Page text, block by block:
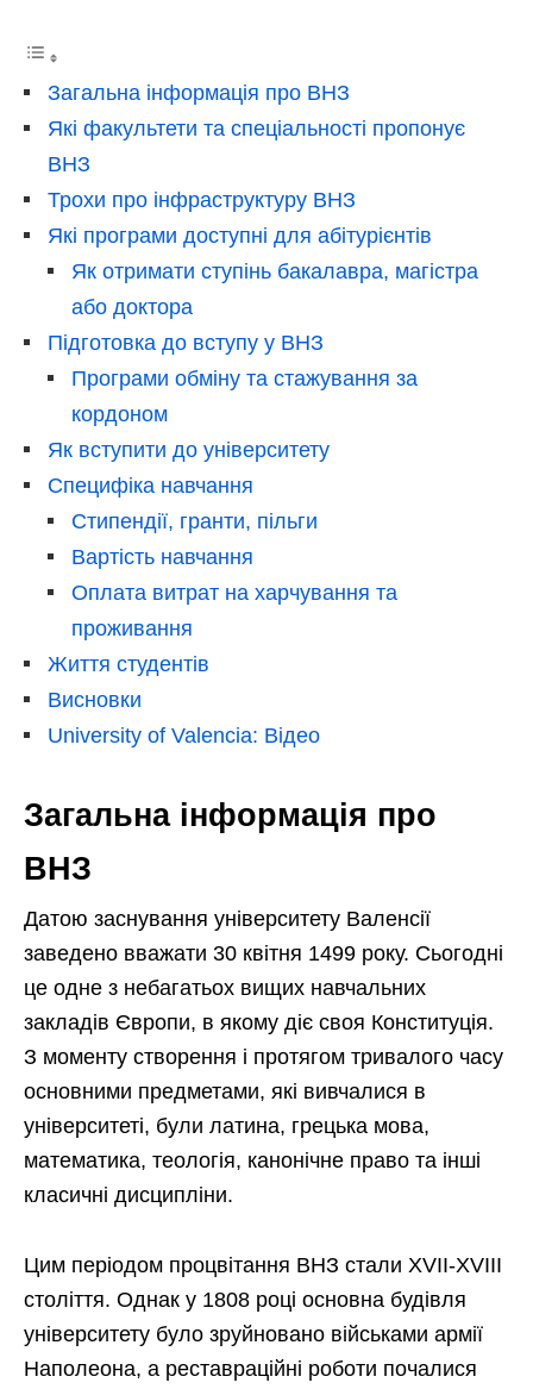
Загальна інформація про ВНЗ
Які факультети та спеціальності пропонує
ВНЗ
Трохи про інфраструктуру ВНЗ
Які програми доступні для абітурієнтів
Як отримати ступінь бакалавра, магістра
або доктора
Підготовка до вступу у ВНЗ
Програми обміну та стажування за
кордоном
Як вступити до університету
Специфіка навчання
Стипендії, гранти, пільги
Вартість навчання
Оплата витрат на харчування та
проживання
Життя студентів
Висновки
University of Valencia: Відео
Загальна інформація про
ВНЗ
Датою заснування університету Валенсії
заведено вважати 30 квітня 1499 року. Сьогодні
це одне з небагатьох вищих навчальних
закладів Європи, в якому діє своя Конституція.
З моменту створення і протягом тривалого часу
основними предметами, які вивчалися в
університеті, були латина, грецька мова,
математика, теологія, канонічне право та інші
класичні дисципліни.
Цим періодом процвітання ВНЗ стали XVII-XVIII
століття. Однак у 1808 році основна будівля
університету було зруйновано військами армії
Наполеона, а реставраційні роботи почалися